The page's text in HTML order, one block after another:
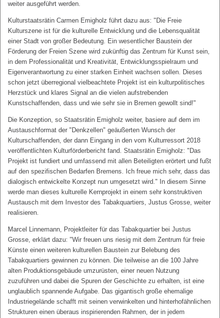
weiter ausgeführt werden.
Kulturstaatsrätin Carmen Emigholz führt dazu aus: "Die Freie
Kulturszene ist für die kulturelle Entwicklung und die Lebensqualität
einer Stadt von großer Bedeutung. Ein wesentlicher Baustein der
Förderung der Freien Szene wird zukünftig das Zentrum für Kunst sein,
in dem Professionalität und Kreativität, Entwicklungsspielraum und
Eigenverantwortung zu einer starken Einheit wachsen sollen. Dieses
schon jetzt überregional vielbeachtete Projekt ist ein kulturpolitisches
Herzstück und klares Signal an die vielen aufstrebenden
Kunstschaffenden, dass und wie sehr sie in Bremen gewollt sind!"
Die Konzeption, so Staatsrätin Emigholz weiter, basiere auf dem im
Austauschformat der "Denkzellen" geäußerten Wunsch der
Kulturschaffenden, der dann Eingang in den vom Kulturressort 2018
veröffentlichten Kulturförderbericht fand. Staatsrätin Emigholz: "Das
Projekt ist fundiert und umfassend mit allen Beteiligten erörtert und fußt
auf den spezifischen Bedarfen Bremens. Ich freue mich sehr, dass das
dialogisch entwickelte Konzept nun umgesetzt wird." In diesem Sinne
werde man dieses kulturelle Kernprojekt in einem sehr konstruktiven
Austausch mit dem Investor des Tabakquartiers, Justus Grosse, weiter
realisieren.
Marcel Linnemann, Projektleiter für das Tabakquartier bei Justus
Grosse, erklärt dazu: "Wir freuen uns riesig mit dem Zentrum für freie
Künste einen weiteren kulturellen Baustein zur Belebung des
Tabakquartiers gewinnen zu können. Die teilweise an die 100 Jahre
alten Produktionsgebäude umzurüsten, einer neuen Nutzung
zuzuführen und dabei die Spuren der Geschichte zu erhalten, ist eine
unglaublich spannende Aufgabe. Das gigantisch große ehemalige
Industriegelände schafft mit seinen verwinkelten und hinterhofähnlichen
Strukturen einen überaus inspirierenden Rahmen, der in jedem